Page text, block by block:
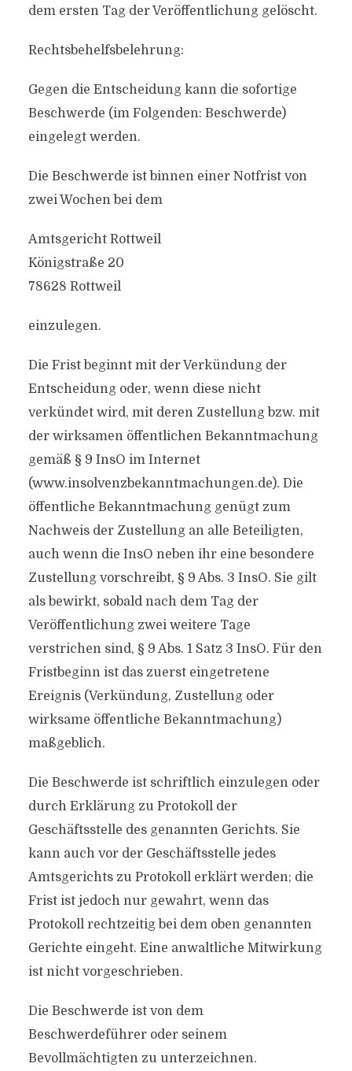
dem ersten Tag der Veröffentlichung gelöscht.
Rechtsbehelfsbelehrung:
Gegen die Entscheidung kann die sofortige
Beschwerde (im Folgenden: Beschwerde)
eingelegt werden.
Die Beschwerde ist binnen einer Notfrist von
zwei Wochen bei dem
Amtsgericht Rottweil
Königstraße 20
78628 Rottweil
einzulegen.
Die Frist beginnt mit der Verkündung der
Entscheidung oder, wenn diese nicht
verkündet wird, mit deren Zustellung bzw. mit
der wirksamen öffentlichen Bekanntmachung
gemäß § 9 InsO im Internet
(www.insolvenzbekanntmachungen.de). Die
öffentliche Bekanntmachung genügt zum
Nachweis der Zustellung an alle Beteiligten,
auch wenn die InsO neben ihr eine besondere
Zustellung vorschreibt, § 9 Abs. 3 InsO. Sie gilt
als bewirkt, sobald nach dem Tag der
Veröffentlichung zwei weitere Tage
verstrichen sind, § 9 Abs. 1 Satz 3 InsO. Für den
Fristbeginn ist das zuerst eingetretene
Ereignis (Verkündung, Zustellung oder
wirksame öffentliche Bekanntmachung)
maßgeblich.
Die Beschwerde ist schriftlich einzulegen oder
durch Erklärung zu Protokoll der
Geschäftsstelle des genannten Gerichts. Sie
kann auch vor der Geschäftsstelle jedes
Amtsgerichts zu Protokoll erklärt werden; die
Frist ist jedoch nur gewahrt, wenn das
Protokoll rechtzeitig bei dem oben genannten
Gerichte eingeht. Eine anwaltliche Mitwirkung
ist nicht vorgeschrieben.
Die Beschwerde ist von dem
Beschwerdeführer oder seinem
Bevollmächtigten zu unterzeichnen.